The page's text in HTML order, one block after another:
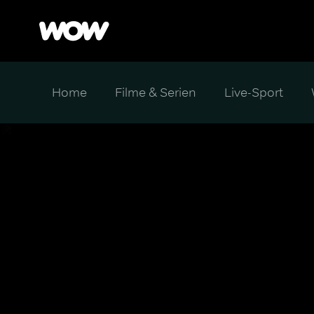
Home Filme & Serien Live-Sport